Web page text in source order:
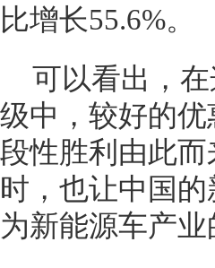
比增长55.6%。
可以看出，
级中，较好的
段性胜利由此
时，也让中国
为新能源车产